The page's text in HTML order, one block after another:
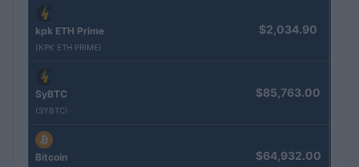
kpk ETH Prime
(KPK ETH PRIME)
$2,034.90
SyBTC
(SYBTC)
$85,763.00
Bitcoin $64,932.00